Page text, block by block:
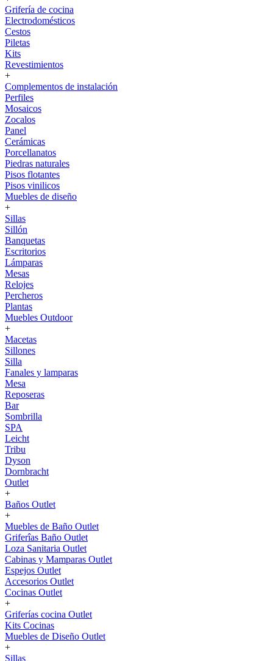
Grifería de cocina
Electrodomésticos
Cestos
Piletas
Kits
Revestimientos
+
Complementos de instalación
Perfiles
Mosaicos
Zocalos
Panel
Cerámicas
Porcellanatos
Piedras naturales
Pisos flotantes
Pisos vinilicos
Muebles de diseño
+
Sillas
Sillón
Banquetas
Escritorios
Lámparas
Mesas
Relojes
Percheros
Plantas
Muebles Outdoor
+
Macetas
Sillones
Silla
Fanales y lamparas
Mesa
Reposeras
Bar
Sombrilla
SPA
Leicht
Tribu
Dyson
Dornbracht
Outlet
+
Baños Outlet
+
Muebles de Baño Outlet
Griferîas Baño Outlet
Loza Sanitaria Outlet
Cabinas y Mamparas Outlet
Espejos Outlet
Accesorios Outlet
Cocinas Outlet
+
Griferías cocina Outlet
Kits Cocinas
Muebles de Diseño Outlet
+
Sillas